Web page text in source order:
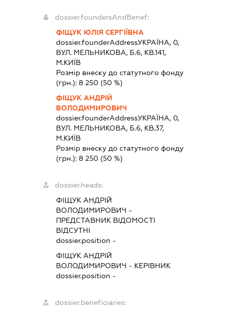
dossier.foundersAndBenef:
ФІЩУК ЮЛІЯ СЕРГІЇВНА
dossier.founderAddressУКРАЇНА, 0,
ВУЛ. МЕЛЬНИКОВА, Б.6, КВ.141,
М.КИЇВ
Розмір внеску до статутного фонду
(грн.): 8 250 (50 %)
ФІЩУК АНДРІЙ
ВОЛОДИМИРОВИЧ
dossier.founderAddressУКРАЇНА, 0,
ВУЛ. МЕЛЬНИКОВА, Б.6, КВ.37,
М.КИЇВ
Розмір внеску до статутного фонду
(грн.): 8 250 (50 %)
dossier.heads:
ФІЩУК АНДРІЙ
ВОЛОДИМИРОВИЧ -
ПРЕДСТАВНИК ВІДОМОСТІ
ВІДСУТНІ
dossier.position -
ФІЩУК АНДРІЙ
ВОЛОДИМИРОВИЧ - КЕРІВНИК
dossier.position -
dossier.beneficiaries: